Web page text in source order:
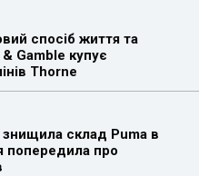
спосіб життя та
Gamble купує
Thorne
знищила склад Puma в
попередила про